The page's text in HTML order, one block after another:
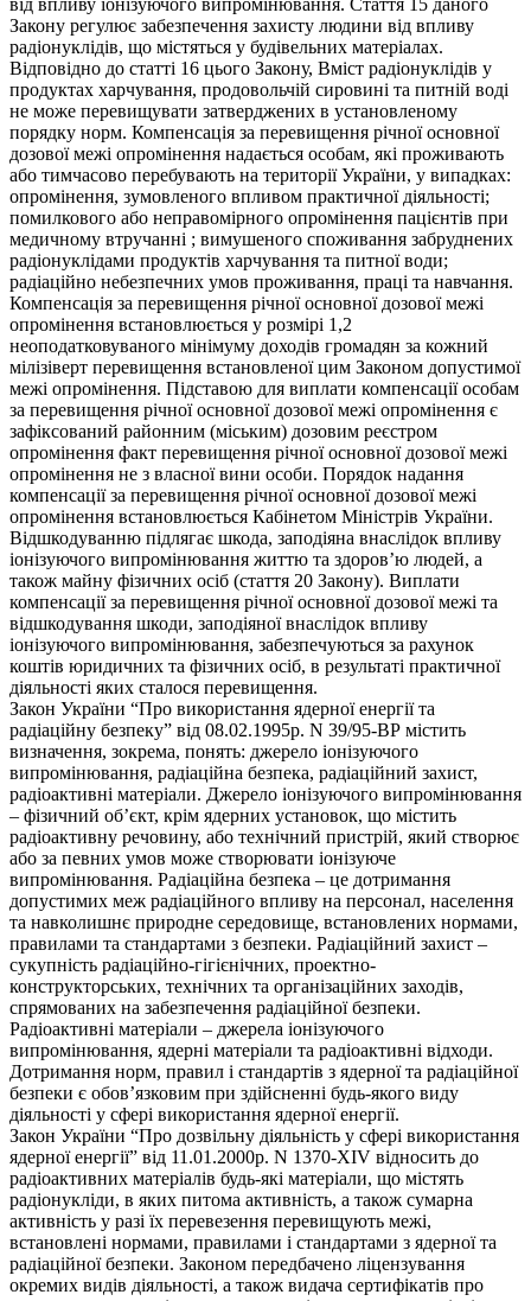
Закону регулює забезпечення захисту людини від впливу
радіонуклідів, що містяться у будівельних матеріалах.
Відповідно до статті 16 цього Закону, Вміст радіонуклідів у
продуктах харчування, продовольчій сировині та питній воді
не може перевищувати затверджених в установленому
порядку норм. Компенсація за перевищення річної основної
дозової межі опромінення надається особам, які проживають
або тимчасово перебувають на території України, у випадках:
опромінення, зумовленого впливом практичної діяльності;
помилкового або неправомірного опромінення пацієнтів при
медичному втручанні ; вимушеного споживання забруднених
радіонуклідами продуктів харчування та питної води;
радіаційно небезпечних умов проживання, праці та навчання.
Компенсація за перевищення річної основної дозової межі
опромінення встановлюється у розмірі 1,2
неоподатковуваного мінімуму доходів громадян за кожний
мілізіверт перевищення встановленої цим Законом допустимої
межі опромінення. Підставою для виплати компенсації особам
за перевищення річної основної дозової межі опромінення є
зафіксований районним (міським) дозовим реєстром
опромінення факт перевищення річної основної дозової межі
опромінення не з власної вини особи. Порядок надання
компенсації за перевищення річної основної дозової межі
опромінення встановлюється Кабінетом Міністрів України.
Відшкодуванню підлягає шкода, заподіяна внаслідок впливу
іонізуючого випромінювання життю та здоров’ю людей, а
також майну фізичних осіб (стаття 20 Закону). Виплати
компенсації за перевищення річної основної дозової межі та
відшкодування шкоди, заподіяної внаслідок впливу
іонізуючого випромінювання, забезпечуються за рахунок
коштів юридичних та фізичних осіб, в результаті практичної
діяльності яких сталося перевищення.
Закон України “Про використання ядерної енергії та
радіаційну безпеку” від 08.02.1995р. N 39/95-ВР містить
визначення, зокрема, понять: джерело іонізуючого
випромінювання, радіаційна безпека, радіаційний захист,
радіоактивні матеріали. Джерело іонізуючого випромінювання
– фізичний об’єкт, крім ядерних установок, що містить
радіоактивну речовину, або технічний пристрій, який створює
або за певних умов може створювати іонізуюче
випромінювання. Радіаційна безпека – це дотримання
допустимих меж радіаційного впливу на персонал, населення
та навколишнє природне середовище, встановлених нормами,
правилами та стандартами з безпеки. Радіаційний захист –
сукупність радіаційно-гігієнічних, проектно-
конструкторських, технічних та організаційних заходів,
спрямованих на забезпечення радіаційної безпеки.
Радіоактивні матеріали – джерела іонізуючого
випромінювання, ядерні матеріали та радіоактивні відходи.
Дотримання норм, правил і стандартів з ядерної та радіаційної
безпеки є обов’язковим при здійсненні будь-якого виду
діяльності у сфері використання ядерної енергії.
Закон України “Про дозвільну діяльність у сфері використання
ядерної енергії” від 11.01.2000р. N 1370-XIV відносить до
радіоактивних матеріалів будь-які матеріали, що містять
радіонукліди, в яких питома активність, а також сумарна
активність у разі їх перевезення перевищують межі,
встановлені нормами, правилами і стандартами з ядерної та
радіаційної безпеки. Законом передбачено ліцензування
окремих видів діяльності, а також видача сертифікатів про